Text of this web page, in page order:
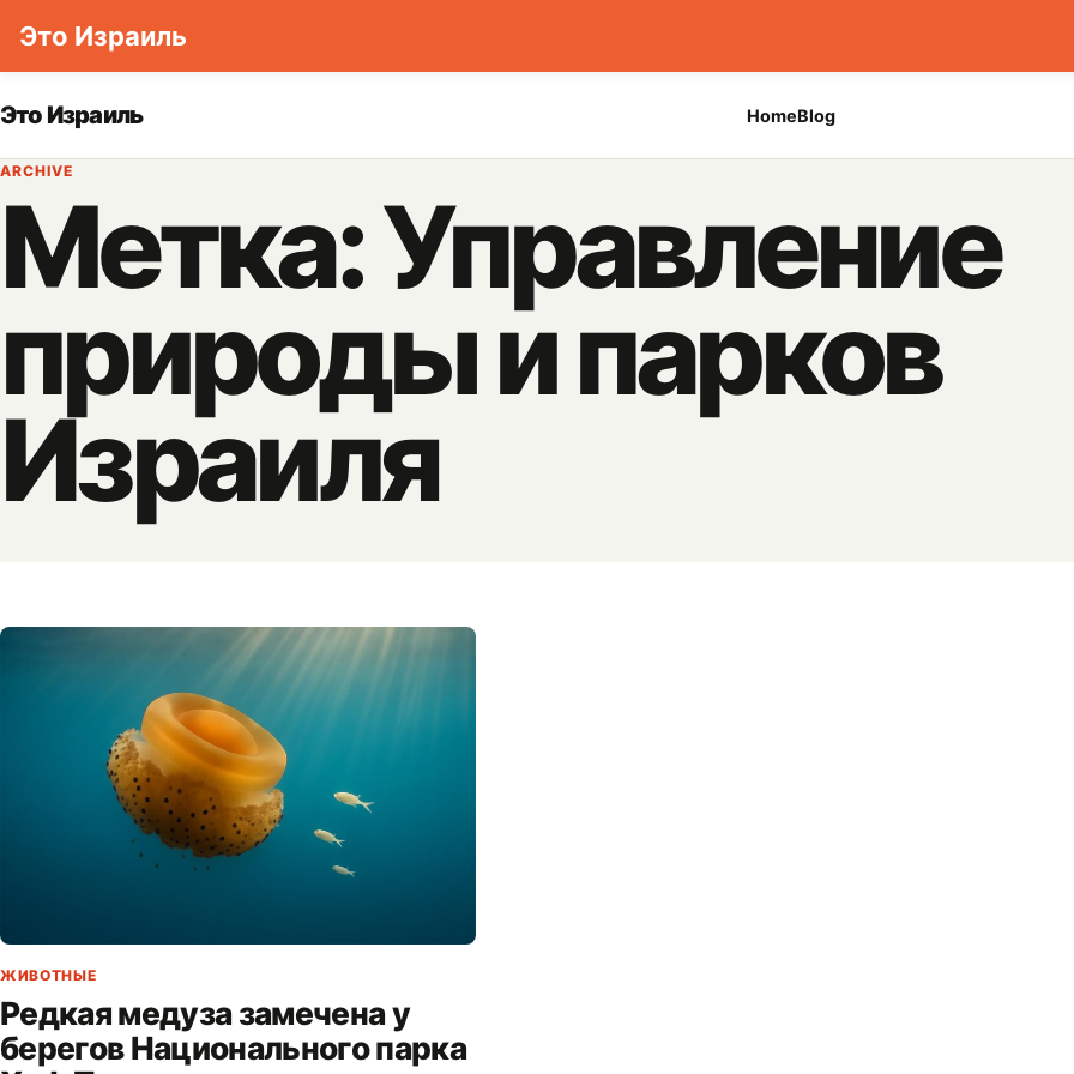
Это Израиль
Это Израиль HomeBlog
ARCHIVE
Метка:Управление
природы и парков
Израиля
ЖИВОТНЫЕ
Редкая медуза замечена у
берегов Национального парка